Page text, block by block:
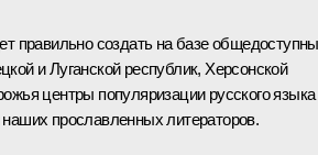
правильно создать на базе
и Луганской республик, Херсонской
центры популяризации русского языка
наших прославленных литераторов.